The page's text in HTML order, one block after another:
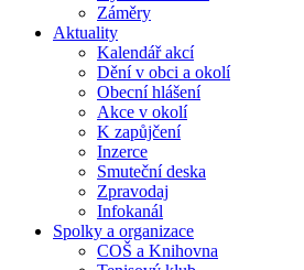
Záměry
Aktuality
Kalendář akcí
Dění v obci a okolí
Obecní hlášení
Akce v okolí
K zapůjčení
Inzerce
Smuteční deska
Zpravodaj
Infokanál
Spolky a organizace
COŠ a Knihovna